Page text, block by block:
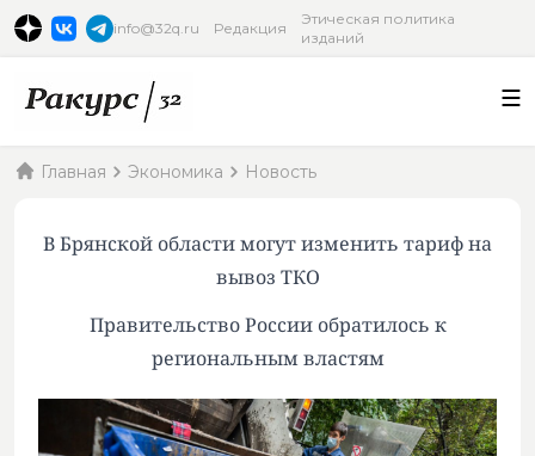
info@32q.ru Редакция
Этическая политика
изданий
Главная Экономика Новость
В Брянской области могут изменить тариф на
вывоз ТКО
Правительство России обратилось к
региональным властям